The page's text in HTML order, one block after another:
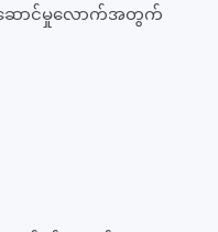
ဆောင်မှုလောက်အတွက်